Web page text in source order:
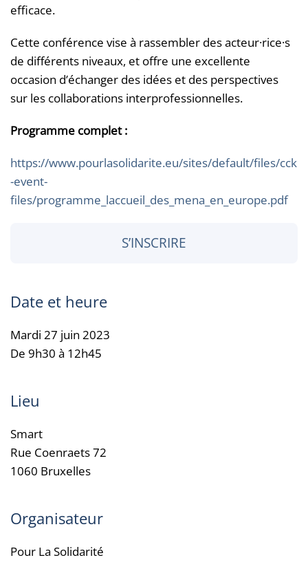
efficace.
Cette conférence vise à rassembler des acteur·rice·s
de différents niveaux, et offre une excellente
occasion d’échanger des idées et des perspectives
sur les collaborations interprofessionnelles.
Programme complet :
https://www.pourlasolidarite.eu/sites/default/files/cck
-event-
files/programme_laccueil_des_mena_en_europe.pdf
S’INSCRIRE
Date et heure
Mardi 27 juin 2023
De 9h30 à 12h45
Lieu
Smart
Rue Coenraets 72
1060 Bruxelles
Organisateur
Pour La Solidarité